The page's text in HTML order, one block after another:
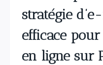
stratégie
efficace
en ligne sur